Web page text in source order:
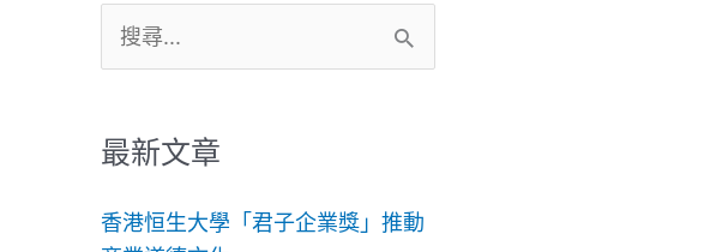
尋
鍵
最新文章
香港恒生大學「君子企業獎」推動